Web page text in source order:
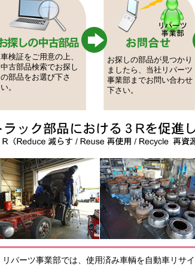
車検証をご用意の上、
中古部品検索でお探し
の部品をお選び下さ
い。
お探しの部品が見つかり
ましたら、当社リパーツ
事業部までお問い合わせ
下さい。
リパーツ事業部では、使用済み車輌を自動車リサ